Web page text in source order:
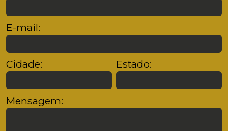
E-mail:
Cidade: Estado:
Mensagem: